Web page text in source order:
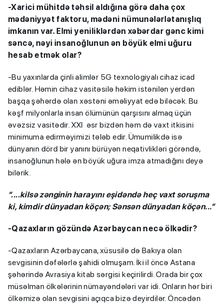
-Xarici mühitdə təhsil aldığına görə daha çox
mədəniyyət faktoru, mədəni nümunələrlətanışlıq
imkanın var. Elmi yeniliklərdən xəbərdar gənc kimi
səncə, nəyi insanoğlunun ən böyük elmi uğuru
hesab etmək olar?
-Bu yaxınlarda çinli alimlər 5G texnologiyalı cihaz icad
ediblər. Həmin cihaz vasitəsilə həkim istənilən yerdən
başqa şəhərdə olan xəstəni əməliyyat edə biləcək. Bu
kəşf milyonlarla insan ölümünün qarşısını almaq üçün
əvəzsiz vasitədir. XXI əsr bizdən həm də vaxt itkisini
minimuma edirməyimizi tələb edir. Ümumilikdə isə
dünyanın dörd bir yanını bürüyən neqativlikləri görəndə,
insanoğlunun hələ ən böyük uğura imza atmadığını deyə
bilərik.
“....kilsə zənginin harayını eşidəndə heç vaxt soruşma
ki, kimdir dünyadan köçən; Sənsən dünyadan köçən...”
-Qazaxların gözündə Azərbaycan necə ölkədir?
-Qazaxların Azərbaycana, xüsusilə də Bakıya olan
sevgisinin dəfələrlə şahidi olmuşam. İki il öncə Astana
şəhərində Avrasiya kitab sərgisi keçirilirdi. Orada bir çox
müsəlman ölkələrinin nümayəndələri var idi. Onların hər biri
ölkəmizə olan sevgisini açıqca bizə deyirdilər. Öncədən